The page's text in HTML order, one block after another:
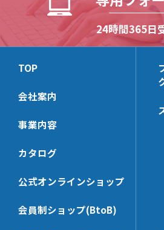
HL30M
HL-WHG20
HL-BKS30x100
HL-HK4S【在庫限り】
HL-FHK
HL-BKS35x68
HL-HK5
HL-PCHK
HP-SSHK
HP-BKS25x65
HP-LHK
HP-PCHK
HP-SWHK
HP-BKS40x140
HP-CHK-N
HP-KBHK
(リ
24時間365日
TOP
会社案内
事業内容
カタログ
公式オンラインショップ
会員制ショップ(BtoB)